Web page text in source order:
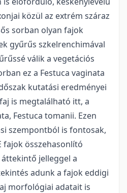
közül az extrém száraz
sorban olyan fajok
gyűrűs szkelrenchimával
válik a vegetációs
ez a Festuca vaginata
kutatási eredményei
is megtalálható itt, a
Festuca tomanii. Ezen
szempontból is fontosak,
fajok összehasonlító
jelleggel a
adunk a fajok eddigi
morfológiai adatait is